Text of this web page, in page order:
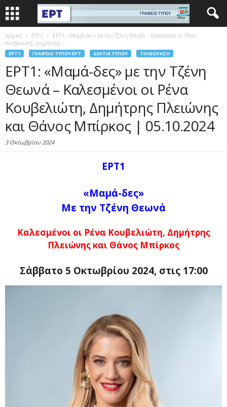
Αρχική EΡΤ1
ΕΡΤ1: «Μαμά-δες» με την Τζένη Θεωνά – Καλεσμένοι οι Ρένα
Κουβελιώτη, Δημήτρης...
EΡΤ1 ΓΡΑΦΕΊΟ ΤΎΠΟΥ ΕΡΤ ΔΕΛΤΊΑ ΤΎΠΟΥ ΤΗΛΕΌΡΑΣΗ
ΕΡΤ1: «Μαμά-δες» με την Τζένη
Θεωνά – Καλεσμένοι οι Ρένα
Κουβελιώτη, Δημήτρης Πλειώνης
και Θάνος Μπίρκος | 05.10.2024
3 Οκτωβρίου 2024
ΕΡΤ1
«Μαμά-δες»
Με την Τζένη Θεωνά
Καλεσμένοι οι Ρένα Κουβελιώτη, Δημήτρης
Πλειώνης και Θάνος Μπίρκος
Σάββατο 5 Οκτωβρίου 2024, στις 17:00